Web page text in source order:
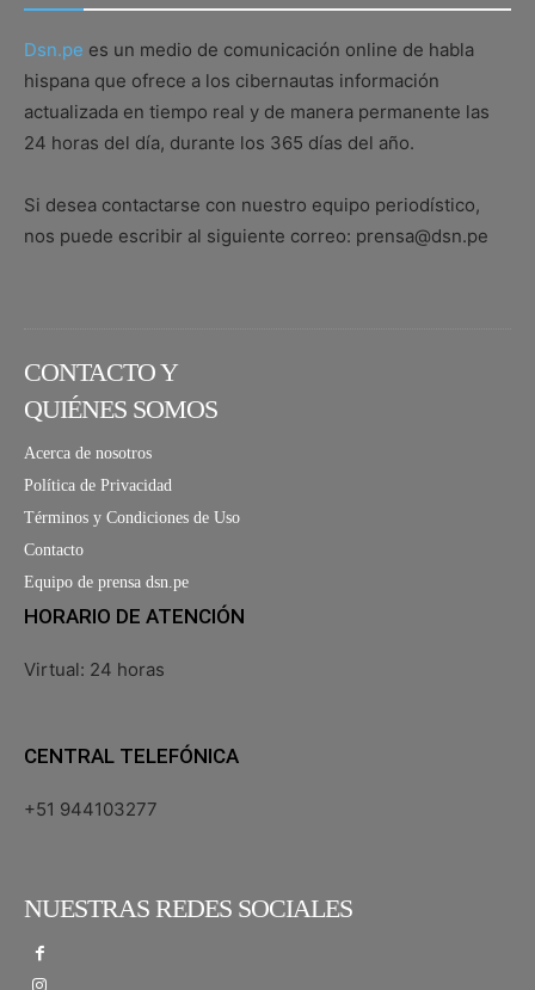
Dsn.pe es un medio de comunicación online de habla
hispana que ofrece a los cibernautas información
actualizada en tiempo real y de manera permanente las
24 horas del día, durante los 365 días del año.
Si desea contactarse con nuestro equipo periodístico,
nos puede escribir al siguiente correo: prensa@dsn.pe
CONTACTO Y
QUIÉNES SOMOS
Acerca de nosotros
Política de Privacidad
Términos y Condiciones de Uso
Contacto
Equipo de prensa dsn.pe
HORARIO DE ATENCIÓN
Virtual: 24 horas
CENTRAL TELEFÓNICA
+51 944103277
NUESTRAS REDES SOCIALES